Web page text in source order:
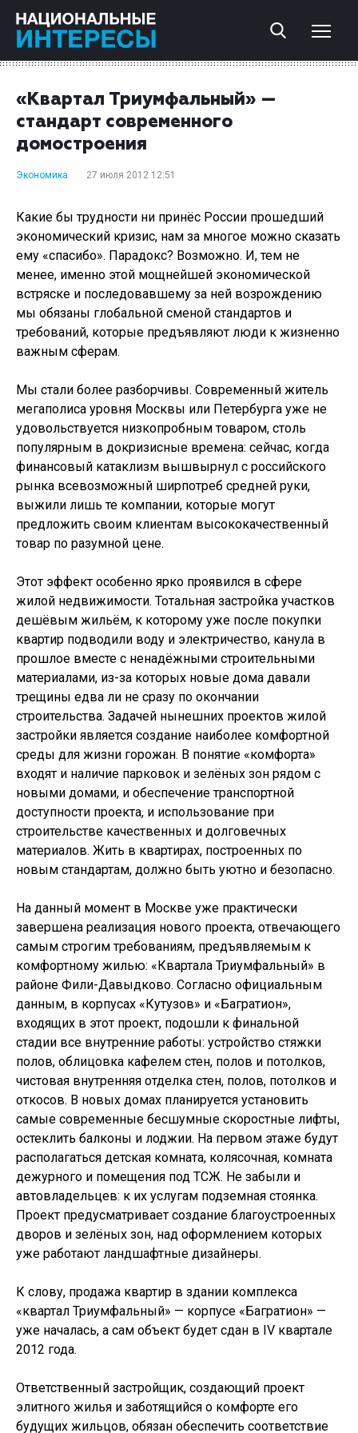
«Квартал Триумфальный» —
стандарт современного
домостроения
Экономика 27 июля 2012 12:51
Какие бы трудности ни принёс России прошедший
экономический кризис, нам за многое можно сказать
ему «спасибо». Парадокс? Возможно. И, тем не
менее, именно этой мощнейшей экономической
встряске и последовавшему за ней возрождению
мы обязаны глобальной сменой стандартов и
требований, которые предъявляют люди к жизненно
важным сферам.
Мы стали более разборчивы. Современный житель
мегаполиса уровня Москвы или Петербурга уже не
удовольствуется низкопробным товаром, столь
популярным в докризисные времена: сейчас, когда
финансовый катаклизм вышвырнул с российского
рынка всевозможный ширпотреб средней руки,
выжили лишь те компании, которые могут
предложить своим клиентам высококачественный
товар по разумной цене.
Этот эффект особенно ярко проявился в сфере
жилой недвижимости. Тотальная застройка участков
дешёвым жильём, к которому уже после покупки
квартир подводили воду и электричество, канула в
прошлое вместе с ненадёжными строительными
материалами, из-за которых новые дома давали
трещины едва ли не сразу по окончании
строительства. Задачей нынешних проектов жилой
застройки является создание наиболее комфортной
среды для жизни горожан. В понятие «комфорта»
входят и наличие парковок и зелёных зон рядом с
новыми домами, и обеспечение транспортной
доступности проекта, и использование при
строительстве качественных и долговечных
материалов. Жить в квартирах, построенных по
новым стандартам, должно быть уютно и безопасно.
На данный момент в Москве уже практически
завершена реализация нового проекта, отвечающего
самым строгим требованиям, предъявляемым к
комфортному жилью: «Квартала Триумфальный» в
районе Фили-Давыдково. Согласно официальным
данным, в корпусах «Кутузов» и «Багратион»,
входящих в этот проект, подошли к финальной
стадии все внутренние работы: устройство стяжки
полов, облицовка кафелем стен, полов и потолков,
чистовая внутренняя отделка стен, полов, потолков и
откосов. В новых домах планируется установить
самые современные бесшумные скоростные лифты,
остеклить балконы и лоджии. На первом этаже будут
располагаться детская комната, колясочная, комната
дежурного и помещения под ТСЖ. Не забыли и
автовладельцев: к их услугам подземная стоянка.
Проект предусматривает создание благоустроенных
дворов и зелёных зон, над оформлением которых
уже работают ландшафтные дизайнеры.
К слову, продажа квартир в здании комплекса
«квартал Триумфальный» — корпусе «Багратион» —
уже началась, а сам объект будет сдан в IV квартале
2012 года.
Ответственный застройщик, создающий проект
элитного жилья и заботящийся о комфорте его
будущих жильцов, обязан обеспечить соответствие